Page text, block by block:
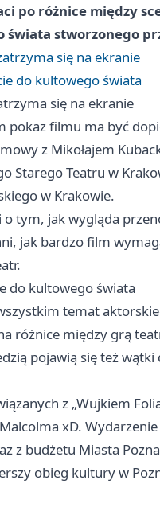
po różnice między
świata stworzonego
się na ekranie
do kultowego świata
się na ekranie
filmu ma być
z Mikołajem
Starego Teatru w
w Krakowie.
o tym, jak wygląda
jak bardzo film
do kultowego świata
temat
różnice między grą
pojawią się też wątki
z „Wujkiem
xD.
z budżetu Miasta
obieg kultury w